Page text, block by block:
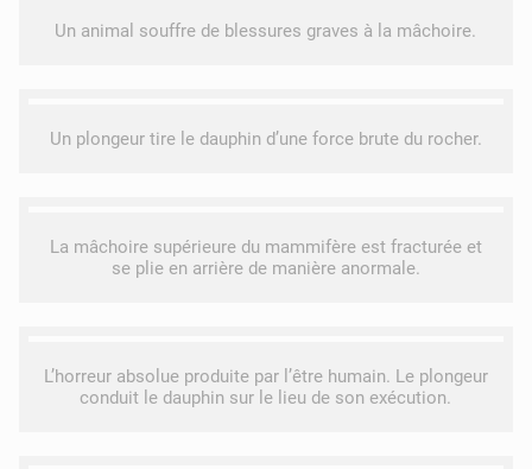
Un animal souffre de blessures graves à la mâchoire.
Un plongeur tire le dauphin d’une force brute du rocher.
La mâchoire supérieure du mammifère est fracturée et
se plie en arrière de manière anormale.
L’horreur absolue produite par l’être humain. Le plongeur
conduit le dauphin sur le lieu de son exécution.